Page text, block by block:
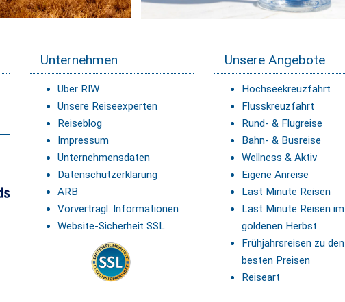
Unternehmen
Über RIW
Unsere Reiseexperten
Reiseblog
Impressum
Unternehmensdaten
Datenschutzerklärung
ARB
Vorvertragl. Informationen
Website-Sicherheit SSL
Unsere Angebote
Hochseekreuzfahrt
Flusskreuzfahrt
Rund- & Flugreise
Bahn- & Busreise
Wellness & Aktiv
Eigene Anreise
Last Minute Reisen
Last Minute Reisen im
goldenen Herbst
Frühjahrsreisen zu den
besten Preisen
Reiseart